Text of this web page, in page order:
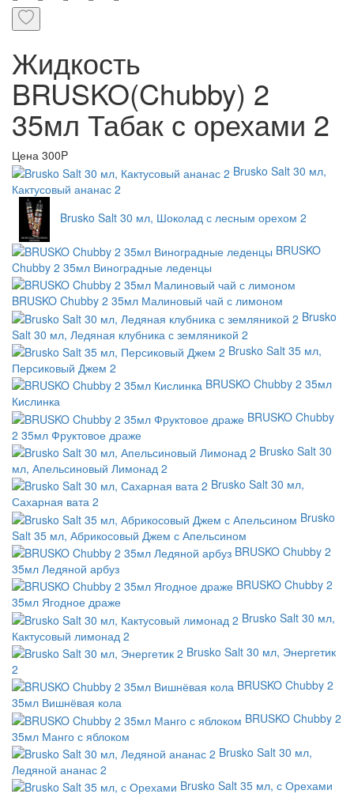
Жидкость
BRUSKO(Chubby) 2
35мл Табак с орехами 2
Цена 300P
Brusko Salt 30 мл,
Кактусовый ананас 2
Brusko Salt 30 мл, Шоколад с лесным орехом 2
BRUSKO
Chubby 2 35мл Виноградные леденцы
BRUSKO Chubby 2 35мл Малиновый чай с лимоном
Brusko
Salt 30 мл, Ледяная клубника с земляникой 2
Brusko Salt 35 мл,
Персиковый Джем 2
BRUSKO Chubby 2 35мл
Кислинка
BRUSKO Chubby
2 35мл Фруктовое драже
Brusko Salt 30
мл, Апельсиновый Лимонад 2
Brusko Salt 30 мл,
Сахарная вата 2
Brusko
Salt 35 мл, Абрикосовый Джем с Апельсином
BRUSKO Chubby 2
35мл Ледяной арбуз
BRUSKO Chubby 2
35мл Ягодное драже
Brusko Salt 30 мл,
Кактусовый лимонад 2
Brusko Salt 30 мл, Энергетик
2
BRUSKO Chubby 2
35мл Вишнёвая кола
BRUSKO Chubby 2
35мл Манго с яблоком
Brusko Salt 30 мл,
Ледяной ананас 2
Brusko Salt 35 мл, с Орехами